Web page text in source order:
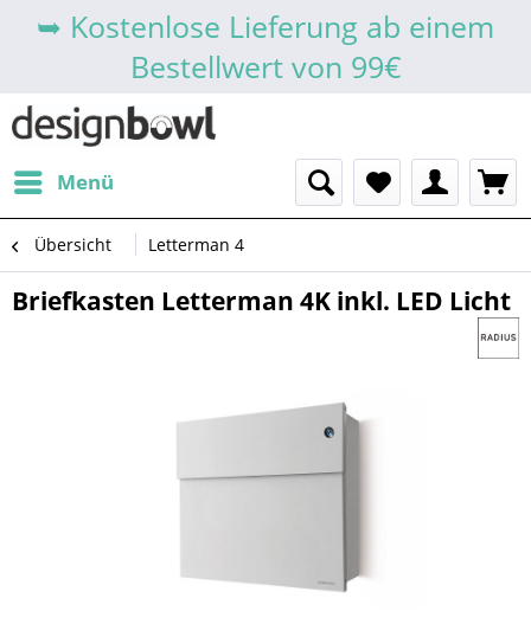
➥ Kostenlose Lieferung ab einem
Bestellwert von 99€
Menü
Übersicht Letterman 4
Briefkasten Letterman 4K inkl. LED Licht